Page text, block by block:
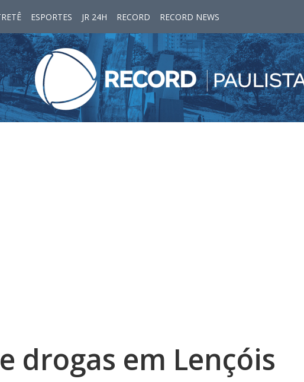
ESPORTES JR 24H RECORD RECORD NEWS
drogas em Lençóis